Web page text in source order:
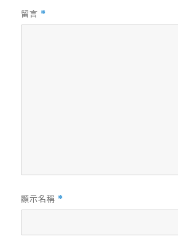
留言 *
顯示名稱 *